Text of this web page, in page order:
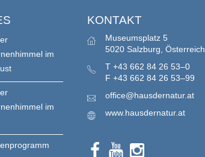
im
im
KONTAKT
Museumsplatz 5
5020 Salzburg, Österreich
T +43 662 84 26 53–0
F +43 662 84 26 53–99
office@hausdernatur.at
www.hausdernatur.at